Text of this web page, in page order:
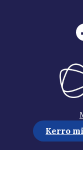
Kerro